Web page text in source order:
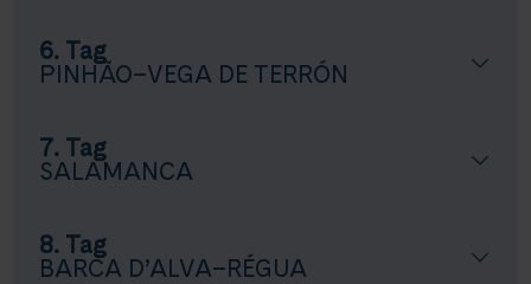
6. Tag
PINHÃO–VEGA DE TERRÓN
7. Tag
SALAMANCA
8. Tag
BARCA D’ALVA–RÉGUA